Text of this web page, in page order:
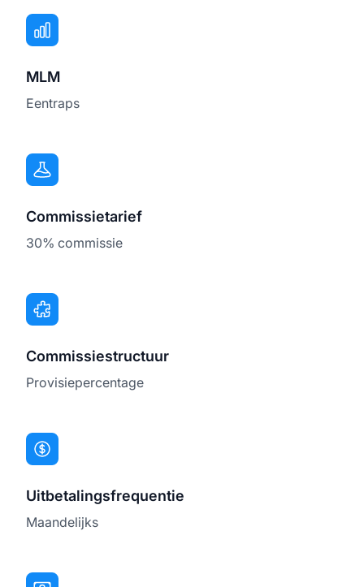
MLM
Eentraps
Commissietarief
30% commissie
Commissiestructuur
Provisiepercentage
Uitbetalingsfrequentie
Maandelijks